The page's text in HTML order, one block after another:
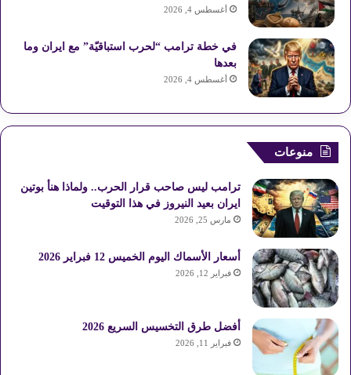
أغسطس 4, 2026
في خطة ترامب “لحرب استباقيّة” مع ايران وما
بعدها
أغسطس 4, 2026
منوعات
ترامب ليس صاحب قرار الحرب.. ولماذا هنأ بوتين
ايران بعيد النيروز في هذا التوقيت
مارس 25, 2026
أسعار الأسماك اليوم الخميس 12 فبراير 2026
فبراير 12, 2026
أفضل طرق التخسيس السريع 2026
فبراير 11, 2026